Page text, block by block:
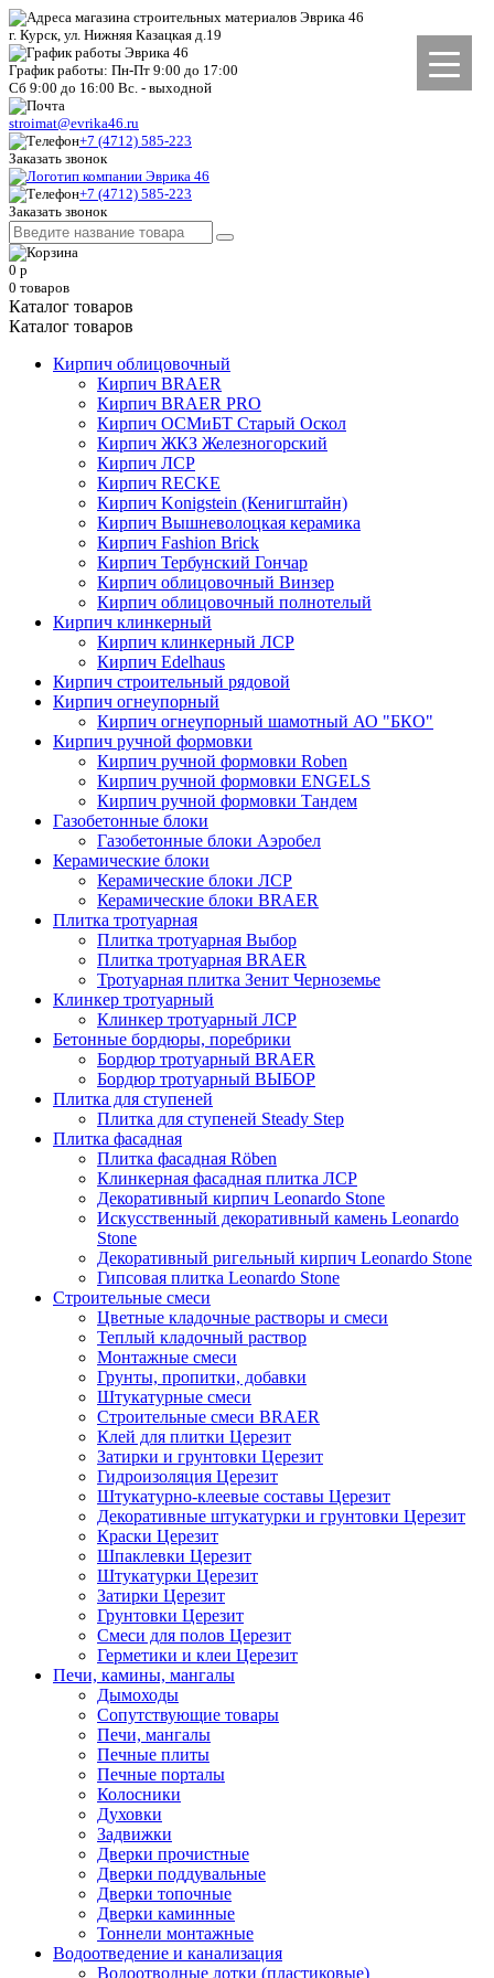
г. Курск, ул. Нижняя Казацкая д.19
График работы: Пн-Пт 9:00 до 17:00
Сб 9:00 до 16:00 Вс. - выходной
stroimat@evrika46.ru
+7 (4712) 585-223
Заказать звонок
+7 (4712) 585-223
Заказать звонок
0 р
0 товаров
Каталог товаров
Каталог товаров
Кирпич облицовочный
Кирпич BRAER
Кирпич BRAER PRO
Кирпич ОСМиБТ Старый Оскол
Кирпич ЖКЗ Железногорский
Кирпич ЛСР
Кирпич RECKE
Кирпич Konigstein (Кенигштайн)
Кирпич Вышневолоцкая керамика
Кирпич Fashion Brick
Кирпич Тербунский Гончар
Кирпич облицовочный Винзер
Кирпич облицовочный полнотелый
Кирпич клинкерный
Кирпич клинкерный ЛСР
Кирпич Edelhaus
Кирпич строительный рядовой
Кирпич огнеупорный
Кирпич огнеупорный шамотный АО "БКО"
Кирпич ручной формовки
Кирпич ручной формовки Roben
Кирпич ручной формовки ENGELS
Кирпич ручной формовки Тандем
Газобетонные блоки
Газобетонные блоки Аэробел
Керамические блоки
Керамические блоки ЛСР
Керамические блоки BRAER
Плитка тротуарная
Плитка тротуарная Выбор
Плитка тротуарная BRAER
Тротуарная плитка Зенит Черноземье
Клинкер тротуарный
Клинкер тротуарный ЛСР
Бетонные бордюры, поребрики
Бордюр тротуарный BRAER
Бордюр тротуарный ВЫБОР
Плитка для ступеней
Плитка для ступеней Steady Step
Плитка фасадная
Плитка фасадная Röben
Клинкерная фасадная плитка ЛСР
Декоративный кирпич Leonardo Stone
Искусственный декоративный камень Leonardo
Stone
Декоративный ригельный кирпич Leonardo Stone
Гипсовая плитка Leonardo Stone
Строительные смеси
Цветные кладочные растворы и смеси
Теплый кладочный раствор
Монтажные смеси
Грунты, пропитки, добавки
Штукатурные смеси
Строительные смеси BRAER
Клей для плитки Церезит
Затирки и грунтовки Церезит
Гидроизоляция Церезит
Штукатурно-клеевые составы Церезит
Декоративные штукатурки и грунтовки Церезит
Краски Церезит
Шпаклевки Церезит
Штукатурки Церезит
Затирки Церезит
Грунтовки Церезит
Смеси для полов Церезит
Герметики и клеи Церезит
Печи, камины, мангалы
Дымоходы
Сопутствующие товары
Печи, мангалы
Печные плиты
Печные порталы
Колосники
Духовки
Задвижки
Дверки прочистные
Дверки поддувальные
Дверки топочные
Дверки каминные
Тоннели монтажные
Водоотведение и канализация
Водоотводные лотки (пластиковые)